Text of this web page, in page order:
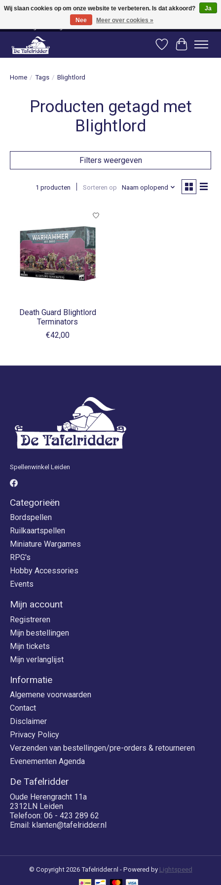
Vanaf 80 euro gratis verzending binnen Nederland! Vanaf 100 euro gratis
verzending naar België en Duitsland!
Verlanglijst
Home / Tags / Blightlord
Producten getagd met
Blightlord
Filters weergeven
1 producten Sorteren op Naam oplopend
Death Guard Blightlord
Terminators
€42,00
Spellenwinkel Leiden
Categorieën
Bordspellen
Ruilkaartspellen
Miniature Wargames
RPG's
Hobby Accessories
Events
Mijn account
Registreren
Mijn bestellingen
Mijn tickets
Mijn verlanglijst
Informatie
Algemene voorwaarden
Contact
Disclaimer
Privacy Policy
Verzenden van bestellingen/pre-orders & retourneren
Evenementen Agenda
De Tafelridder
Oude Herengracht 11a
2312LN Leiden
Telefoon: 06 - 423 289 62
Email: klanten@tafelridder.nl
© Copyright 2026 Tafelridder.nl - Powered by Lightspeed
Wij slaan cookies op om onze website te verbeteren. Is dat akkoord?
Ja
Nee
Meer over cookies »